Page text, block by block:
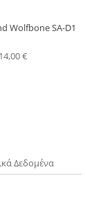
Wolfbone SA-D1
14,00 €
Δεδομένα